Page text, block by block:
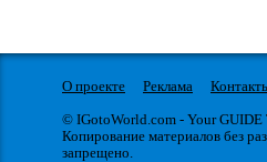
О проекте Реклама
© IGotoWorld.com - Your
Копирование материалов без
запрещено.